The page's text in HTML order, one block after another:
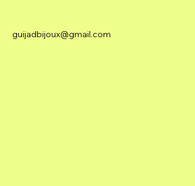
guijadbijoux@gmail.com